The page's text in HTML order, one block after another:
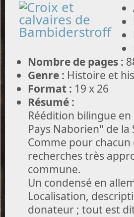
Nombre de pages :
Genre : Histoire et
Format : 19 x 26
Résumé :
Réédition bilingue
Pays Naborien" de la
Comme pour
recherches très
commune.
Un condensé en
Localisation,
donateur ; tout est